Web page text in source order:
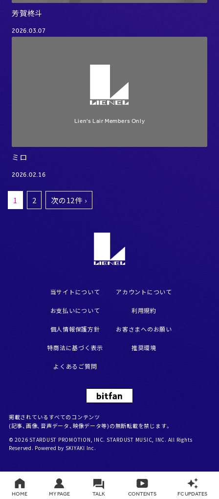
HOME MY PAGE TALK CONTENTS FC UPDATES
芳賀柊斗
2026.03.07
ミロ
2026.02.16
1 2 次の12件 ›
当サイトについて アカウントについて
お支払いについて 利用規約
個人情報保護方針 お客さまへのお願い
特商法に基づく表示 推奨環境
よくあるご質問
掲載されているすべてのコンテンツ
(記事、画像、音声データ、映像データ等)の無断転載を禁じます。
© 2026 STARDUST PROMOTION, INC. STARDUST MUSIC, INC. All Rights
Reserved. Powered by SKIYAKI Inc.